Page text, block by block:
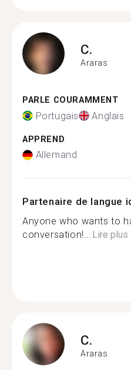
C.
Araras
PARLE COURAMMENT
Portugais Anglais
APPREND
Allemand
Partenaire de langue
Anyone who wants to
conversation!...Lire plus
C.
Araras